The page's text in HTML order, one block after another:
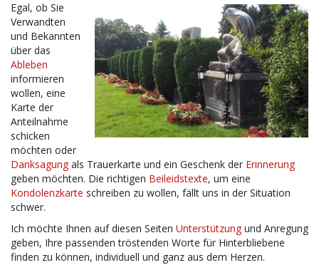
Egal, ob Sie
Verwandten
und Bekannten
über das
Ableben
informieren
wollen, eine
Karte der
Anteilnahme
schicken
möchten oder
Danksagung als Trauerkarte und ein Geschenk der Erinnerung
geben möchten. Die richtigen Beileidstexte, um eine
Kondolenzkarte schreiben zu wollen, fällt uns in der Situation
schwer.
Ich möchte Ihnen auf diesen Seiten Unterstützung und Anregung
geben, Ihre passenden tröstenden Worte für Hinterbliebene
finden zu können, individuell und ganz aus dem Herzen.